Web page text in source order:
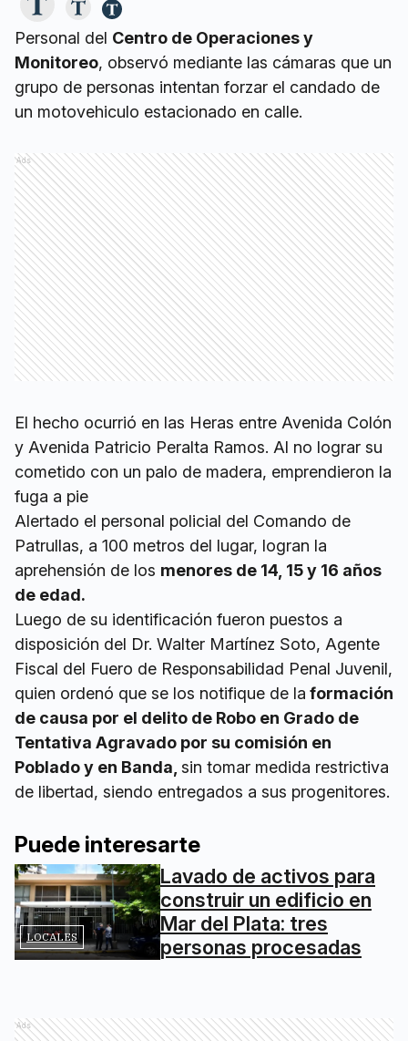
Personal del Centro de Operaciones y
Monitoreo, observó mediante las cámaras que un
grupo de personas intentan forzar el candado de
un motovehiculo estacionado en calle.
Ads
El hecho ocurrió en las Heras entre Avenida Colón
y Avenida Patricio Peralta Ramos. Al no lograr su
cometido con un palo de madera, emprendieron la
fuga a pie
Alertado el personal policial del Comando de
Patrullas, a 100 metros del lugar, logran la
aprehensión de los menores de 14, 15 y 16 años
de edad.
Luego de su identificación fueron puestos a
disposición del Dr. Walter Martínez Soto, Agente
Fiscal del Fuero de Responsabilidad Penal Juvenil,
quien ordenó que se los notifique de la formación
de causa por el delito de Robo en Grado de
Tentativa Agravado por su comisión en
Poblado y en Banda, sin tomar medida restrictiva
de libertad, siendo entregados a sus progenitores.
Puede interesarte
LOCALES
Lavado de activos para
construir un edificio en
Mar del Plata: tres
personas procesadas
Ads